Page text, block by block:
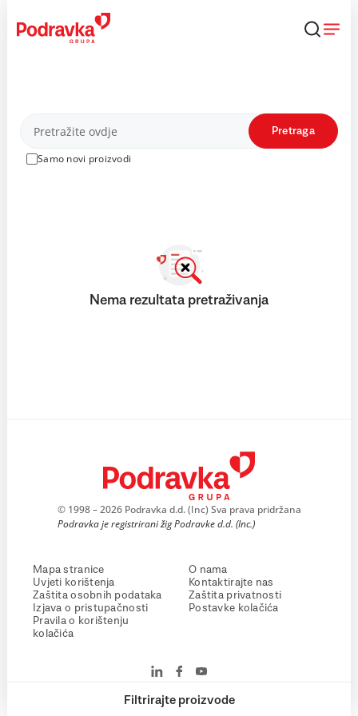
content
Proizvodi
Samo novi proizvodi
Pretraga
Filtrirajte proizvode
Nema rezultata pretraživanja
© 1998 – 2026 Podravka d.d. (Inc) Sva prava pridržana
Podravka je registrirani žig Podravke d.d. (Inc.)
Mapa stranice
Uvjeti korištenja
Zaštita osobnih podataka
Izjava o pristupačnosti
Pravila o korištenju
kolačića
O nama
Kontaktirajte nas
Zaštita privatnosti
Postavke kolačića